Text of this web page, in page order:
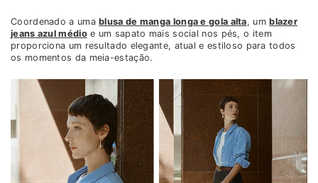
Coordenado a umablusa de manga longa e gola alta, umblazer
jeans azul médioe um sapato mais social nos pés, o item
proporciona um resultado elegante, atual e estiloso para todos
os momentos da meia-estação.